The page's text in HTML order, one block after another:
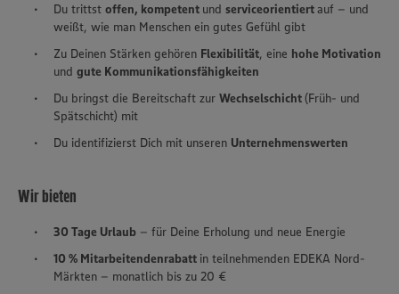
Du trittst offen, kompetent und serviceorientiertauf – und
weißt, wie man Menschen ein gutes Gefühl gibt
Zu Deinen Stärken gehören Flexibilität, eine hohe Motivation
und gute Kommunikationsfähigkeiten
Du bringst die Bereitschaft zur Wechselschicht(Früh- und
Spätschicht) mit
Du identifizierst Dich mit unseren Unternehmenswerten
Wir bieten
30 Tage Urlaub – für Deine Erholung und neue Energie
10 % Mitarbeitendenrabatt in teilnehmenden EDEKA Nord-
Märkten – monatlich bis zu 20 €